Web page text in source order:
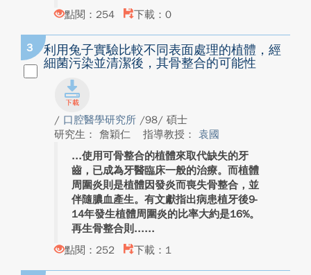
點閱：254
下載：0
3
利用兔子實驗比較不同表面處理的植體，經
細菌污染並清潔後，其骨整合的可能性
/ 口腔醫學研究所 /98/ 碩士
研究生： 詹穎仁
指導教授： 袁國
使用可骨整合的植體來取代缺失的牙
齒，已成為牙醫臨床一般的治療。而植體
周圍炎則是植體因發炎而喪失骨整合，並
伴隨膿血產生。有文獻指出病患植牙後9-
14年發生植體周圍炎的比率大約是16%。
再生骨整合則...
點閱：252
下載：1